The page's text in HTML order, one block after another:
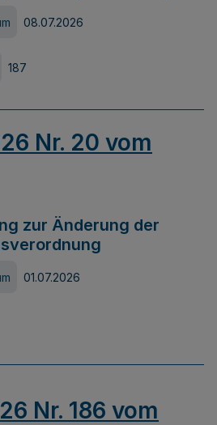
08.07.2026
187
Nr. 20 vom
zur Änderung der
01.07.2026
Nr. 186 vom